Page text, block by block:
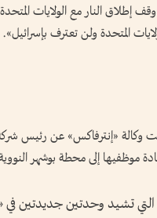
وقف إطلاق النار مع الولايات
المتحدة ولن تعترف بإسرائيل».
وكالة «إنترفاكس» عن رئيس
موظفيها إلى محطة بوشهر
التي تشيد وحدتين جديدتين